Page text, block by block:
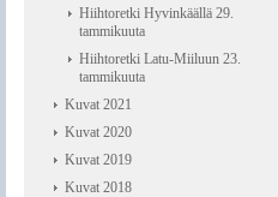
Hiihtoretki Hyvinkäällä 29.
tammikuuta
Hiihtoretki Latu-Miiluun 23.
tammikuuta
Kuvat 2021
Kuvat 2020
Kuvat 2019
Kuvat 2018